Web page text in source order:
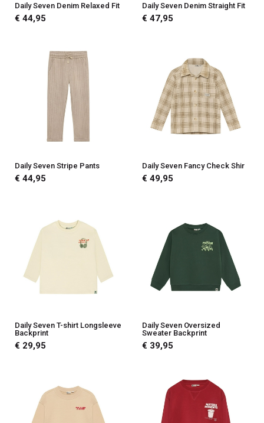
Daily Seven Denim Relaxed Fit
€ 44,95
Daily Seven Denim Straight Fit
€ 47,95
Daily Seven Stripe Pants
€ 44,95
Daily Seven Fancy Check Shir
€ 49,95
Daily Seven T-shirt Longsleeve
Backprint
€ 29,95
Daily Seven Oversized
Sweater Backprint
€ 39,95